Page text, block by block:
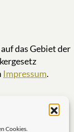
Cookies.
das Gebiet der
Impressum.